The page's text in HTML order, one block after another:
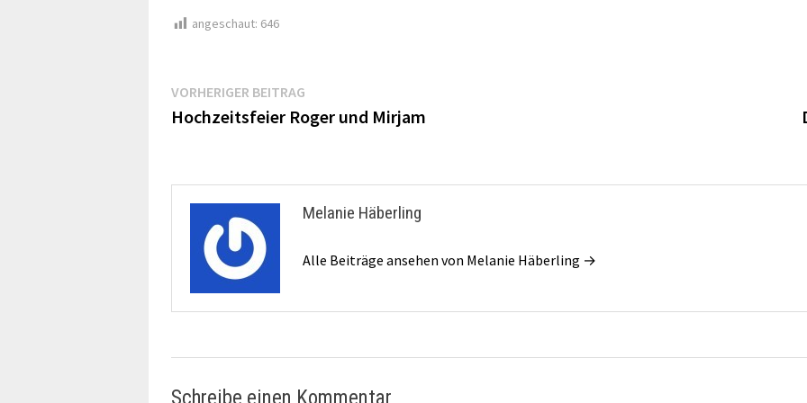
angeschaut: 646
Beitragsnavigation
VORHERIGER BEITRAG
Beitrag:
Hochzeitsfeier Roger und Mirjam
Melanie Häberling
Alle Beiträge ansehen von Melanie Häberling →
Schreibe einen Kommentar